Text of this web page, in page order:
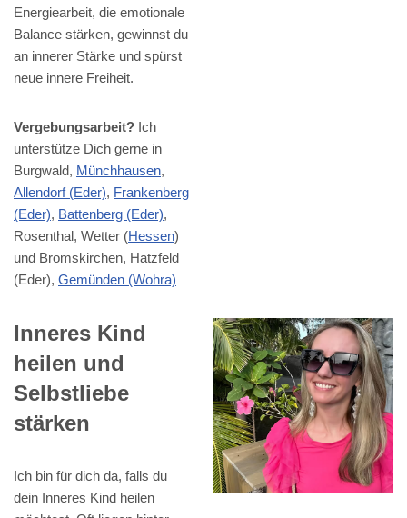
Energiearbeit, die emotionale
Balance stärken, gewinnst du
an innerer Stärke und spürst
neue innere Freiheit.
Vergebungsarbeit? Ich
unterstütze Dich gerne in
Burgwald, Münchhausen,
Allendorf (Eder), Frankenberg
(Eder), Battenberg (Eder),
Rosenthal, Wetter (Hessen)
und Bromskirchen, Hatzfeld
(Eder), Gemünden (Wohra)
Inneres Kind
heilen und
Selbstliebe
stärken
Ich bin für dich da, falls du
dein Inneres Kind heilen